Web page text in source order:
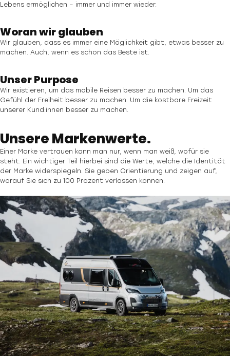
Lebens ermöglichen – immer und immer wieder.
Woran wir glauben
Wir glauben, dass es immer eine Möglichkeit gibt, etwas besser zu
machen. Auch, wenn es schon das Beste ist.
Unser Purpose
Wir existieren, um das mobile Reisen besser zu machen. Um das
Gefühl der Freiheit besser zu machen. Um die kostbare Freizeit
unserer Kund:innen besser zu machen.
Unsere Markenwerte.
Einer Marke vertrauen kann man nur, wenn man weiß, wofür sie
steht. Ein wichtiger Teil hierbei sind die Werte, welche die Identität
der Marke widerspiegeln. Sie geben Orientierung und zeigen auf,
worauf Sie sich zu 100 Prozent verlassen können.